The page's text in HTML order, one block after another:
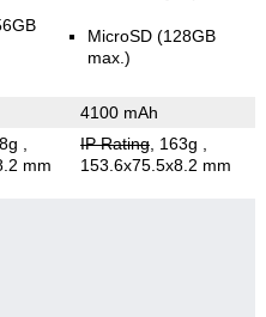
MicroSD (128GB
max.)
4100 mAh
mm
IP Rating, 163g
153.6x75.5x8.2 mm